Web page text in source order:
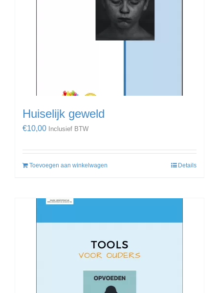
Huiselijk geweld
€10,00 Inclusief BTW
Toevoegen aan winkelwagen Details